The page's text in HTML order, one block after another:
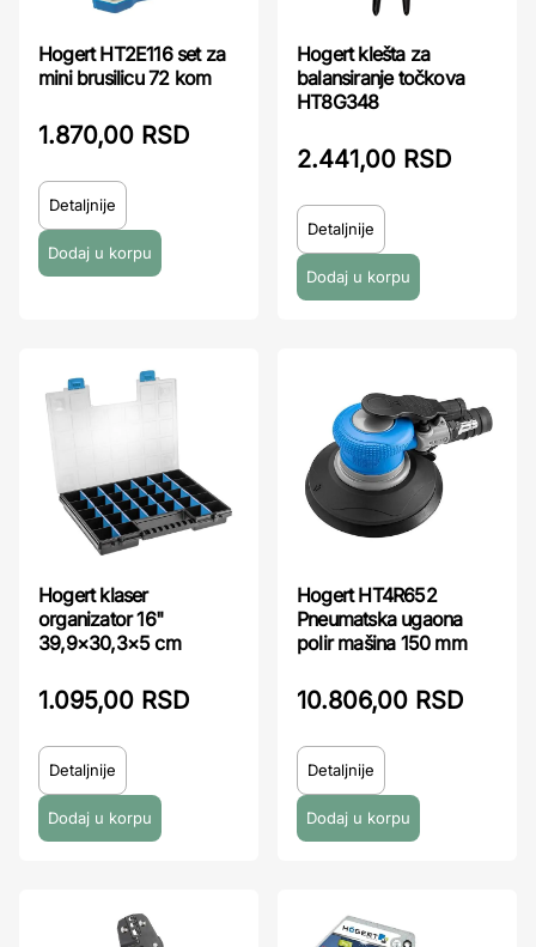
Hogert HT2E116 set za
mini brusilicu 72 kom
1.870,00 RSD
Detaljnije
Hogert klešta za
balansiranje točkova
HT8G348
2.441,00 RSD
Detaljnije
Hogert klaser
organizator 16"
39,9×30,3×5 cm
1.095,00 RSD
Detaljnije
Hogert HT4R652
Pneumatska ugaona
polir mašina 150 mm
10.806,00 RSD
Detaljnije